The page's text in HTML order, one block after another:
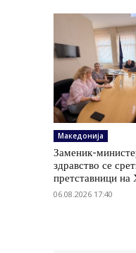
Македонија
Заменик-
здравство се
претставници
06.08.2026 17:40